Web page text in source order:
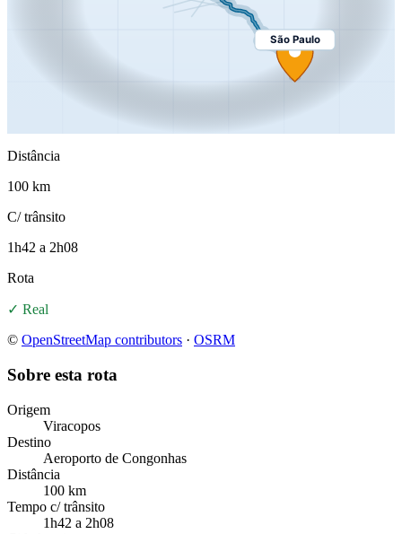
São Paulo
Distância
100 km
C/ trânsito
1h42 a 2h08
Rota
✓ Real
© OpenStreetMap contributors · OSRM
Sobre esta rota
Origem
Viracopos
Destino
Aeroporto de Congonhas
Distância
100 km
Tempo c/ trânsito
1h42 a 2h08